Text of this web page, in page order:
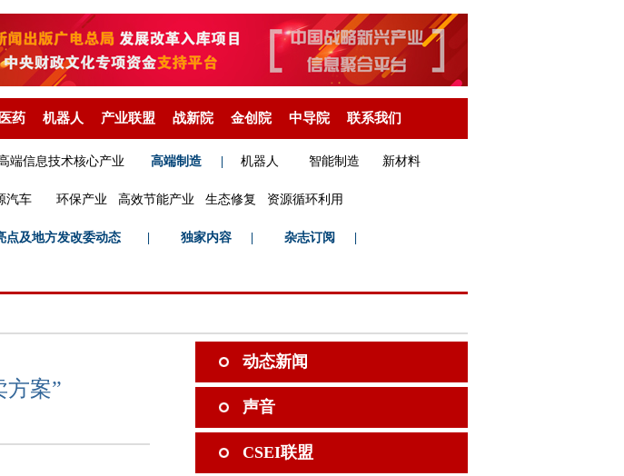
药 机器人 产业联盟 战新院 金创院 中导院 联系我们
端信息技术核心产业 高端制造 机器人 智能制造 新材料
汽车 环保产业 高效节能产业 生态修复 资源循环利用
点及地方发改委动态 独家内容 杂志订阅
方案”
动态新闻
声音
CSEI联盟